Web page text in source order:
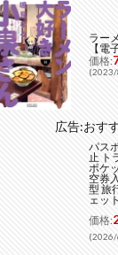
ラー
【電
価格:
(2023/
広告:おす
パス
止 ト
ポケ
空券
型 旅
ェット
価格:
(2026/